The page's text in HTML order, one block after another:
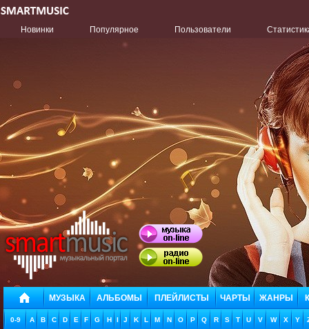
Новинки Популярное Пользователи
МУЗЫКА АЛЬБОМЫ ПЛЕЙЛИСТЫ ЧАРТЫ ЖАНРЫ
0-9 A B C D E F G H I J K L M N O P Q R S T U V W X Y